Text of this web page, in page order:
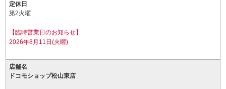
定休日
第2火曜
【臨時営業日のお知らせ】
2026年8月11日(火曜)
店舗名
ドコモショップ松山東店